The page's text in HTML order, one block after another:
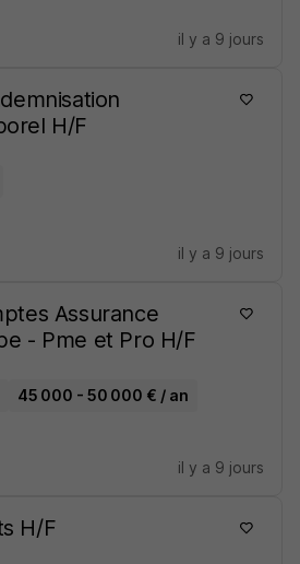
il y a 9 jours
H/F
il y a 9 jours
Assurance
- Pme et Pro H/F
45 000 - 50 000 € / an
il y a 9 jours
H/F